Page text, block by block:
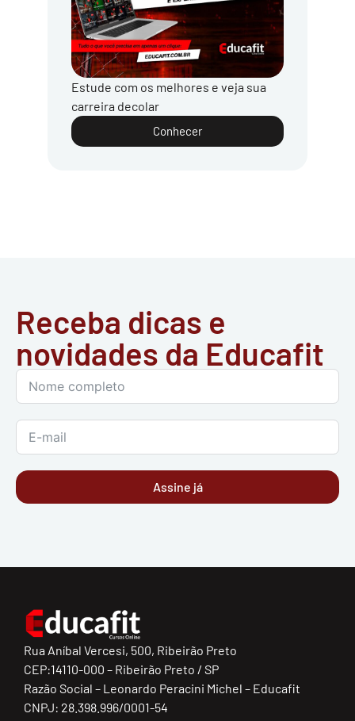
Estude com os melhores e veja sua
carreira decolar
Conhecer
Receba dicas e
novidades da Educafit
Assine já
Rua Aníbal Vercesi, 500, Ribeirão Preto
CEP:14110-000 – Ribeirão Preto / SP
Razão Social – Leonardo Peracini Michel – Educafit
CNPJ: 28.398.996/0001-54